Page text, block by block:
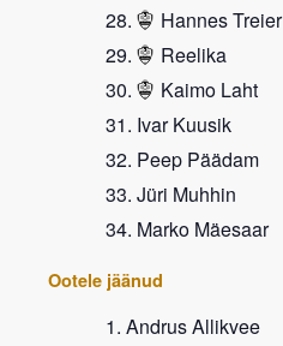
Hannes Treier
Reelika
Kaimo Laht
Ivar Kuusik
Peep Päädam
Jüri Muhhin
Marko Mäesaar
Ootele jäänud
Andrus Allikvee